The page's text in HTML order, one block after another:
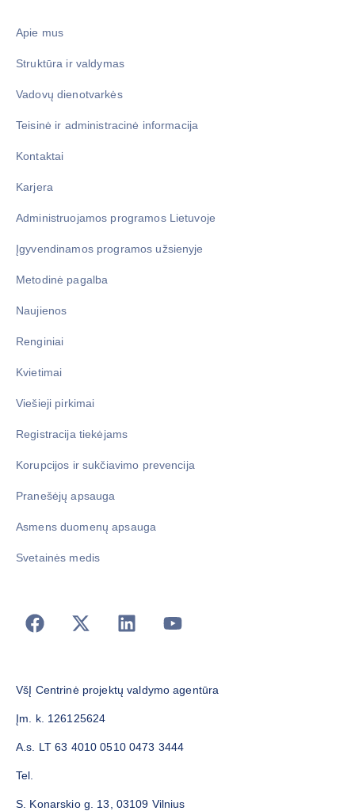
Apie mus
Struktūra ir valdymas
Vadovų dienotvarkės
Teisinė ir administracinė informacija
Kontaktai
Karjera
Administruojamos programos Lietuvoje
Įgyvendinamos programos užsienyje
Metodinė pagalba
Naujienos
Renginiai
Kvietimai
Viešieji pirkimai
Registracija tiekėjams
Korupcijos ir sukčiavimo prevencija
Pranešėjų apsauga
Asmens duomenų apsauga
Svetainės medis
VšĮ Centrinė projektų valdymo agentūra
Įm. k. 126125624
A.s. LT 63 4010 0510 0473 3444
Tel.
S. Konarskio g. 13, 03109 Vilnius